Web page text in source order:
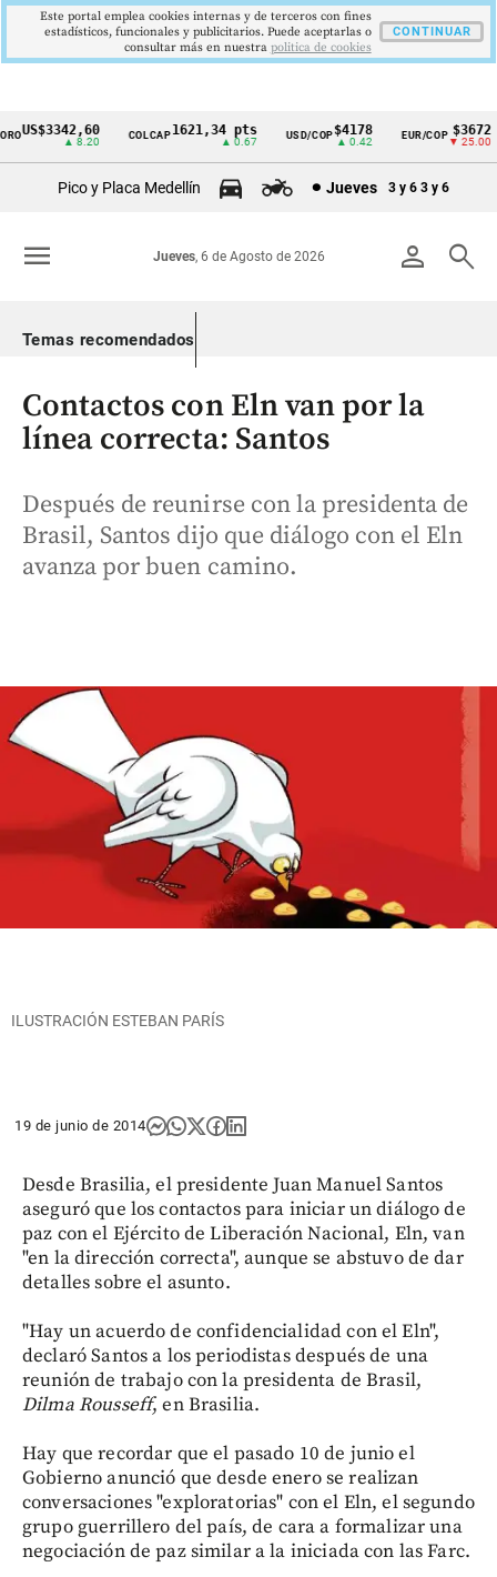
Cintillo
Colombia
US$3342,60
▲ 8.20
COLCAP1621,34 pts
▲ 0.67
USD/COP$4178
▲ 0.42
EUR/COP $3672
▼ 25.00
Pico y Placa Medellín Jueves 3 y 6 3 y 6
person search
Jueves, 6 de Agosto de 2026
menu
Temas recomendados
Contactos con Eln van por la
línea correcta: Santos
Después de reunirse con la presidenta de
Brasil, Santos dijo que diálogo con el Eln
avanza por buen camino.
ILUSTRACIÓN ESTEBAN PARÍS
19 de junio de 2014
Desde Brasilia, el presidente Juan Manuel Santos
aseguró que los contactos para iniciar un diálogo de
paz con el Ejército de Liberación Nacional, Eln, van
"en la dirección correcta", aunque se abstuvo de dar
detalles sobre el asunto.
"Hay un acuerdo de confidencialidad con el Eln",
declaró Santos a los periodistas después de una
reunión de trabajo con la presidenta de Brasil,
Dilma Rousseff, en Brasilia.
Hay que recordar que el pasado 10 de junio el
Gobierno anunció que desde enero se realizan
conversaciones "exploratorias" con el Eln, el segundo
grupo guerrillero del país, de cara a formalizar una
negociación de paz similar a la iniciada con las Farc.
Este portal emplea cookies internas y de terceros con fines
estadísticos, funcionales y publicitarios. Puede aceptarlas o
consultar más en nuestra politica de cookies
CONTINUAR